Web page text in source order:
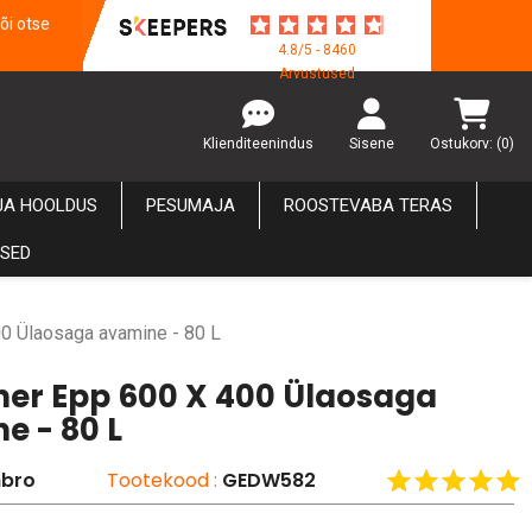
otse
4.8/5 - 8460
Arvustused
Klienditeenindus Sisene Ostukorv: (0)
HOOLDUS PESUMAJA ROOSTEVABA TERAS
Ülaosaga avamine - 80 L
Epp 600 X 400 Ülaosaga
- 80 L
Tootekood : GEDW582